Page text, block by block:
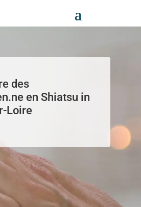
des
en Shiatsu in
Loire